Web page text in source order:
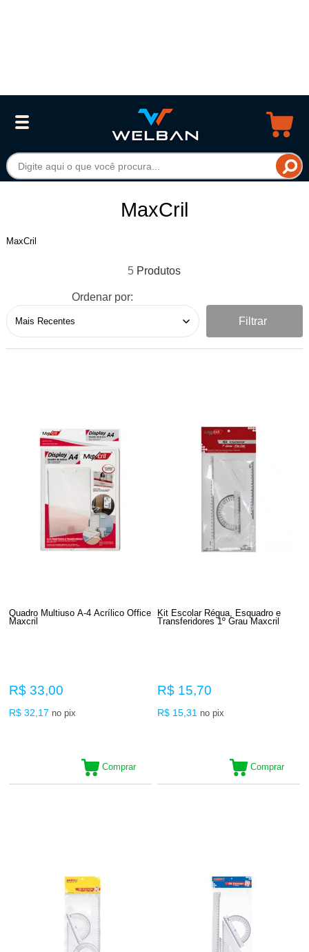
MaxCril
MaxCril
5
Ordenar por:
Filtrar
Quadro Multiuso A-4 Acrílico Office
Maxcril
R$ 33,00
R$ 32,17 no pix
Comprar
Kit Escolar Régua, Esquadro e
Transferidores 1º Grau Maxcril
R$ 15,70
R$ 15,31 no pix
Comprar